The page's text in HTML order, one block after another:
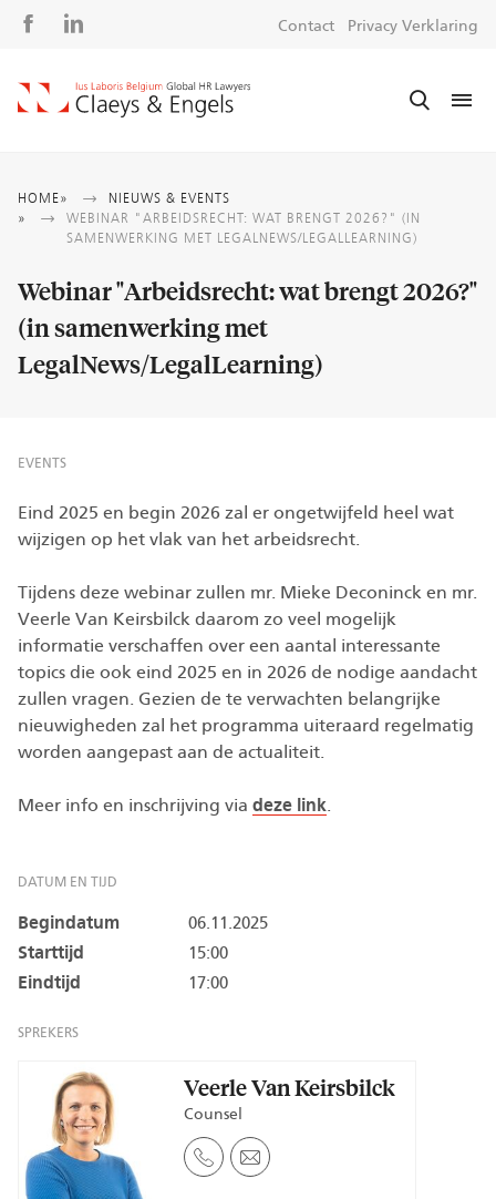
Social
Contact Privacy Verklaring
Kruimelpad
HOME
NIEUWS & EVENTS
WEBINAR "ARBEIDSRECHT: WAT BRENGT 2026?" (IN
SAMENWERKING MET LEGALNEWS/LEGALLEARNING)
Webinar "Arbeidsrecht: wat brengt 2026?"
(in samenwerking met
LegalNews/LegalLearning)
EVENTS
Eind 2025 en begin 2026 zal er ongetwijfeld heel wat
wijzigen op het vlak van het arbeidsrecht.
Tijdens deze webinar zullen mr. Mieke Deconinck en mr.
Veerle Van Keirsbilck daarom zo veel mogelijk
informatie verschaffen over een aantal interessante
topics die ook eind 2025 en in 2026 de nodige aandacht
zullen vragen. Gezien de te verwachten belangrijke
nieuwigheden zal het programma uiteraard regelmatig
worden aangepast aan de actualiteit.
Meer info en inschrijving via deze link
DATUM EN TIJD
Begindatum 06.11.2025
Starttijd 15:00
Eindtijd 17:00
SPREKERS
Veerle Van Keirsbilck
Counsel